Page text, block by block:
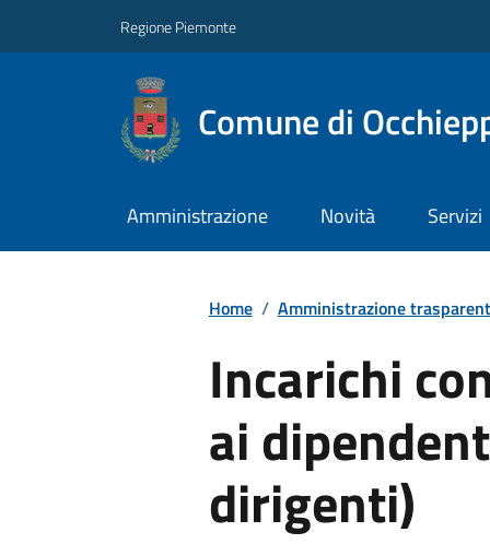
Regione Piemonte
Comune di
Amministrazione Novità Servizi
Home / Amministrazione
Incarichi
ai
dirigenti)